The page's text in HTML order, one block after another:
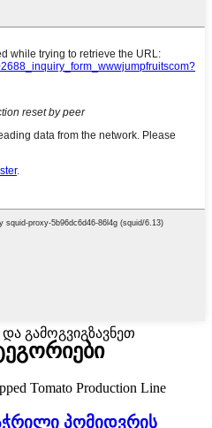
გამოგვიგზავნეთ
პომიდვრის